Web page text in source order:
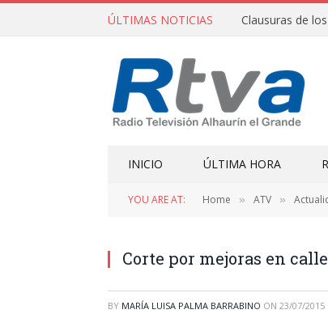
ÚLTIMAS NOTICIAS
INICIO ÚLTIMA HORA
YOU ARE AT: Home » ATV »
Corte por mejoras en
BY MARÍA LUISA PALMA BARRABINO ON 23/07/2015